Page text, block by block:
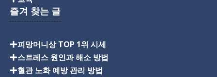
즐겨 찾는 글
피망머니상 TOP 1위 시세
스트레스 원인과 해소 방법
혈관 노화 예방 관리 방법